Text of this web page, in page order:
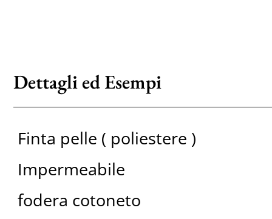
Dettagli ed Esempi
Finta pelle ( poliestere )
Impermeabile
fodera cotoneto